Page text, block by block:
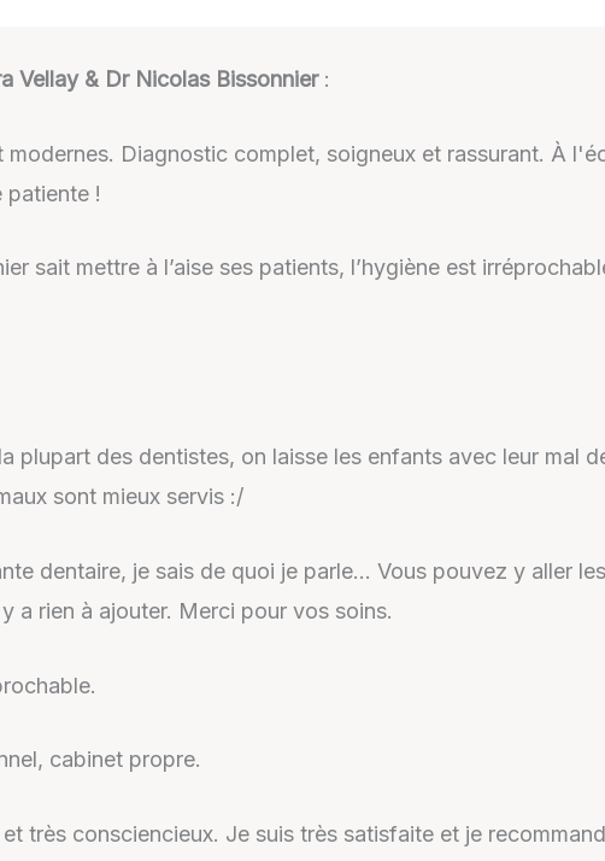
Vellay & Dr Nicolas Bissonnier:
modernes. Diagnostic complet, soigneux et rassurant. À
patiente !
sait mettre à l’aise ses patients, l’hygiène est
plupart des dentistes, on laisse les enfants avec leur mal
sont mieux servis :/
dentaire, je sais de quoi je parle… Vous pouvez y aller
a rien à ajouter. Merci pour vos soins.
cabinet propre.
très consciencieux. Je suis très satisfaite et je